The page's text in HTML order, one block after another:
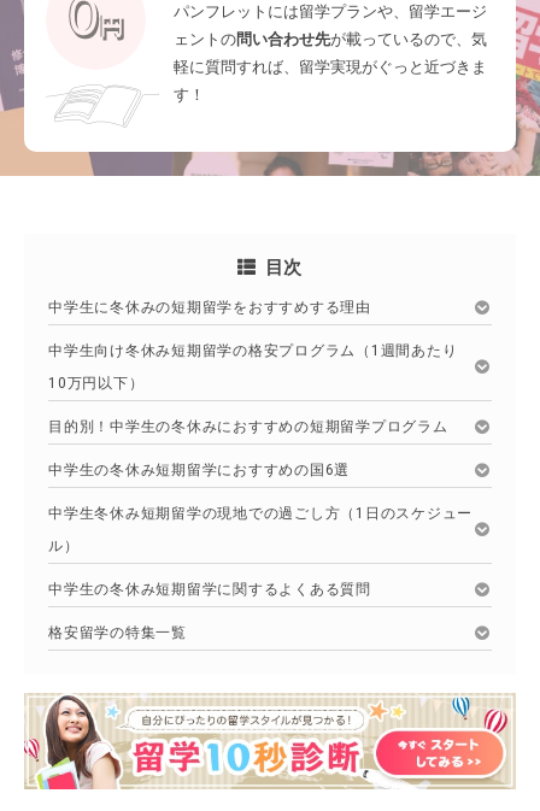
パンフレットには留学プランや、留学エージ
ェントの問い合わせ先が載っているので、気
軽に質問すれば、留学実現がぐっと近づきま
す！
目次
中学生に冬休みの短期留学をおすすめする理由
中学生向け冬休み短期留学の格安プログラム（1週間あたり
10万円以下）
目的別！中学生の冬休みにおすすめの短期留学プログラム
中学生の冬休み短期留学におすすめの国6選
中学生冬休み短期留学の現地での過ごし方（1日のスケジュー
ル）
中学生の冬休み短期留学に関するよくある質問
格安留学の特集一覧